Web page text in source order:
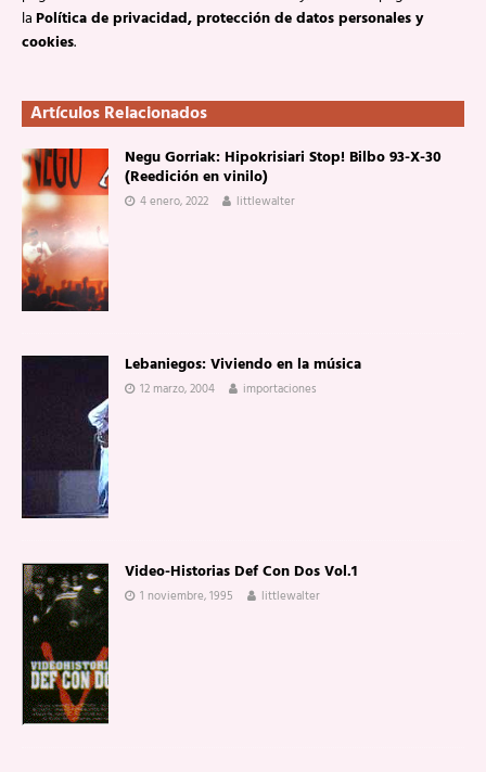
laPolítica de privacidad, protección de datos personales y
cookies.
Artículos Relacionados
Negu Gorriak: Hipokrisiari Stop! Bilbo 93-X-30
(Reedición en vinilo)
4 enero, 2022 littlewalter
Lebaniegos: Viviendo en la música
12 marzo, 2004 importaciones
Video-Historias Def Con Dos Vol.1
1 noviembre, 1995 littlewalter